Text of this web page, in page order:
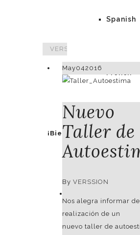
Spanish
¡Bienvenidos!
VERSSION
May042016
Nuevo
Taller de
By VERSSION
Nos alegra informar
realización de un
nuevo taller de